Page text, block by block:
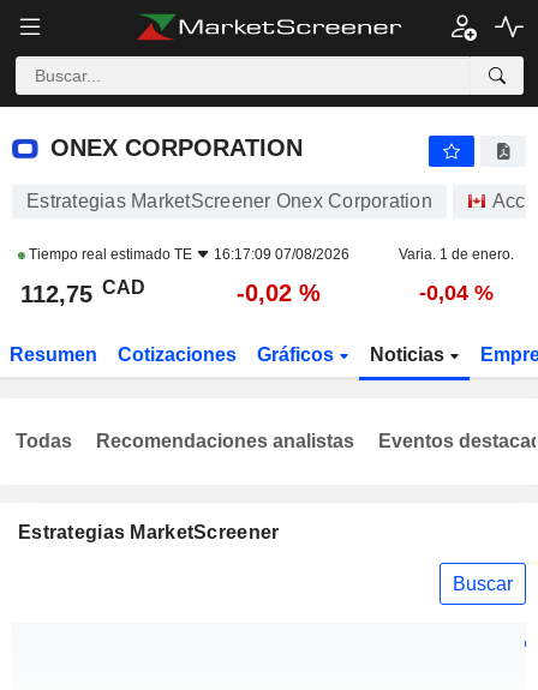
ONEX CORPORATION
ONEX CORPORATION
Estrategias MarketScreener Onex Corporation
Tiempo real estimado TE 16:17:09 07/08/2026 Varia. 1 de enero.
112,75 CAD -0,02 % -0,04 %
Resumen Cotizaciones Gráficos Noticias
Estrategias MarketScreener
Buscar
Todas Recomendaciones analistas Eventos